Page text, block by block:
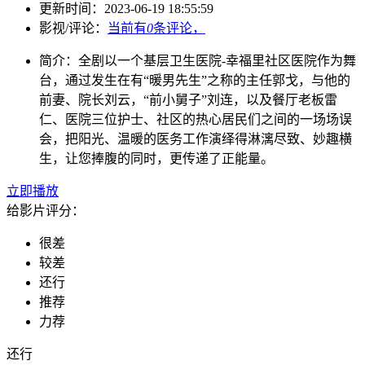
更新时间： 2023-06-19 18:55:59
影视/评论：
当前有0条评论，
简介： 全剧以一个基层卫生医院-幸福里社区医院作为舞
台，通过发生在有“暖男先生”之称的主任郭戈，与他的
前妻、院长刘云，“前小舅子”刘连，以及餐厅老板雷
仁、医院三位护士、社区的热心居民们之间的一场场误
会，把阳光、温暖的医务工作演绎得淋漓尽致、妙趣横
生，让您捧腹的同时，更传递了正能量。
立即播放
给影片评分：
很差
较差
还行
推荐
力荐
还行